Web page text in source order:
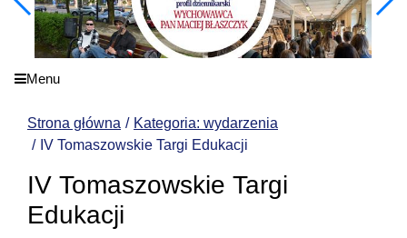
Menu
Strona główna
Kategoria: wydarzenia
IV Tomaszowskie Targi Edukacji
IV Tomaszowskie Targi
Edukacji